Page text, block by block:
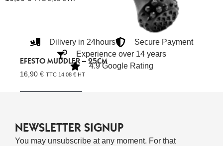
EFESTO MUDDLER – 25CM
16,90 € TTC 14,08 € HT
Dilivery in 24hours
Secure Payment
Experience over 14 years
4.9 Google Rating
NEWSLETTER SIGNUP
You may unsubscribe at any moment. For that